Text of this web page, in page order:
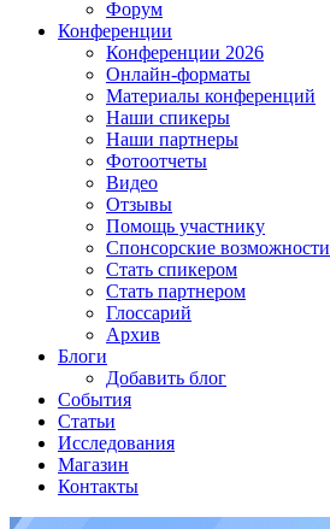
Форум
Конференции
Конференции 2026
Онлайн-форматы
Материалы конференций
Наши спикеры
Наши партнеры
Фотоотчеты
Видео
Отзывы
Помощь участнику
Спонсорские возможности
Стать спикером
Стать партнером
Глоссарий
Архив
Блоги
Добавить блог
События
Статьи
Исследования
Магазин
Контакты